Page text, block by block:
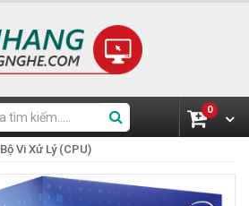
0
Bộ Vi Xử Lý (CPU)